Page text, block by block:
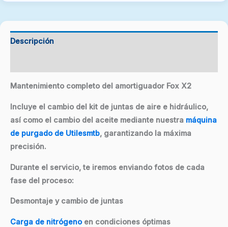
Descripción
Mantenimiento completo del amortiguador Fox X2
Incluye el cambio del kit de juntas de aire e hidráulico,
así como el cambio del aceite mediante nuestra máquina
de purgado de Utilesmtb, garantizando la máxima
precisión.
Durante el servicio, te iremos enviando fotos de cada
fase del proceso:
Desmontaje y cambio de juntas
Carga de nitrógenoen condiciones óptimas